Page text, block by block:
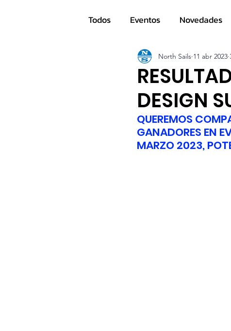
Todos Eventos Novedades
Navegantes
DESIGN
North Sails 11 abr 2023
QUEREMOS
GANADORES EN
MARZO 2023,